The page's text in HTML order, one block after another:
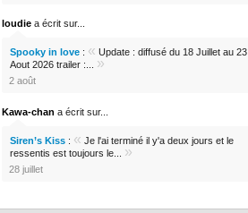
loudie a écrit sur...
Spooky in love : « Update : diffusé du 18 Juillet au 23
Aout 2026 trailer :... »
2 août
Kawa-chan a écrit sur...
Siren’s Kiss : « Je l'ai terminé il y'a deux jours et le
ressentis est toujours le... »
28 juillet